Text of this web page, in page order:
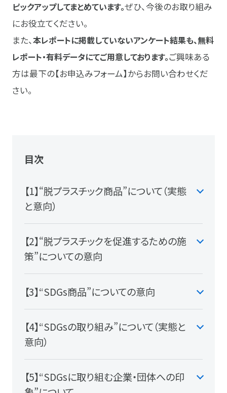
ピックアップしてまとめています。ぜひ、今後のお取り組み
にお役立てください。
また、本レポートに掲載していないアンケート結果も、無料
レポート・有料データにてご用意しております。ご興味ある
方は最下の【お申込みフォーム】からお問い合わせくだ
さい。
目次
【1】“脱プラスチック商品”について（実態
と意向）
【2】“脱プラスチックを促進するための施
策”についての意向
【3】“SDGs商品”についての意向
【4】“SDGsの取り組み”について（実態と
意向）
【5】“SDGsに取り組む企業・団体への印